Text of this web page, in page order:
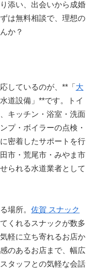
添い、出会いから成婚
は無料相談で、理想の
か？
しているのが、**「 大
道設備」**です。トイ
キッチン・浴室・洗面
プ・ボイラーの点検・
密着したサポートを行
市・荒尾市・みやま市
られる水道業者として
場所。 佐賀 スナック
くれるスナックが数多
軽に立ち寄れるお店か
のあるお店まで、幅広
タッフとの気軽な会話